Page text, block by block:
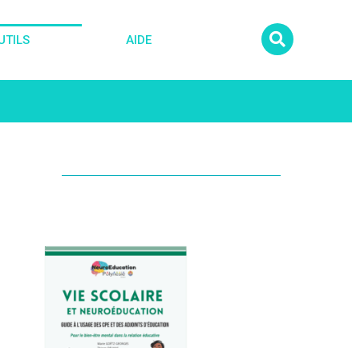
AIDE